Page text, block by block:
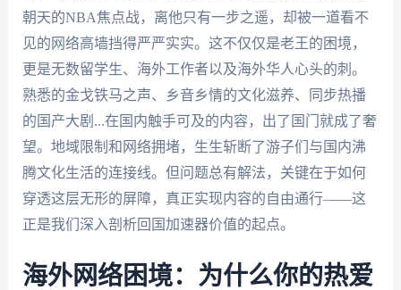
朝天的NBA焦点战，离他只有一步之遥，却被一道看不
见的网络高墙挡得严严实实。这不仅仅是老王的困境，
更是无数留学生、海外工作者以及海外华人心头的刺。
熟悉的金戈铁马之声、乡音乡情的文化滋养、同步热播
的国产大剧...在国内触手可及的内容，出了国门就成了奢
望。地域限制和网络拥堵，生生斩断了游子们与国内沸
腾文化生活的连接线。但问题总有解法，关键在于如何
穿透这层无形的屏障，真正实现内容的自由通行——这
正是我们深入剖析回国加速器价值的起点。
海外网络困境：为什么你的热爱